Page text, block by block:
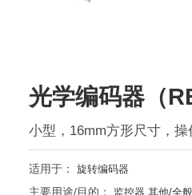
光学编码器（
小型，16mm方形尺寸，
适用于： 旋转编码器
主要用途/目的： 监控器 其他/全般